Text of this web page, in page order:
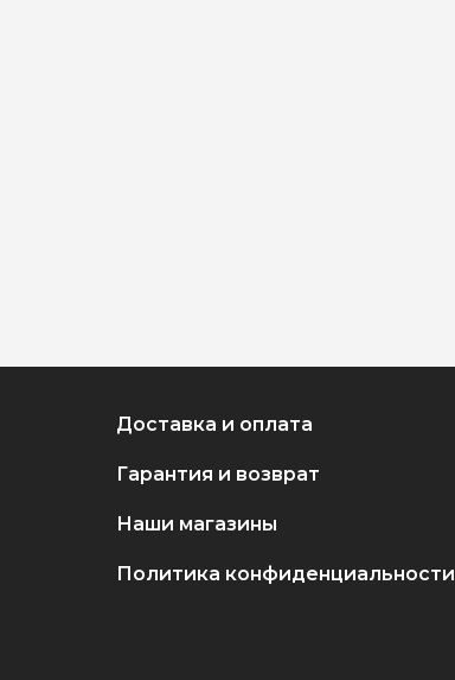
Доставка и оплата
Гарантия и возврат
Наши магазины
Политика конфиденциальности